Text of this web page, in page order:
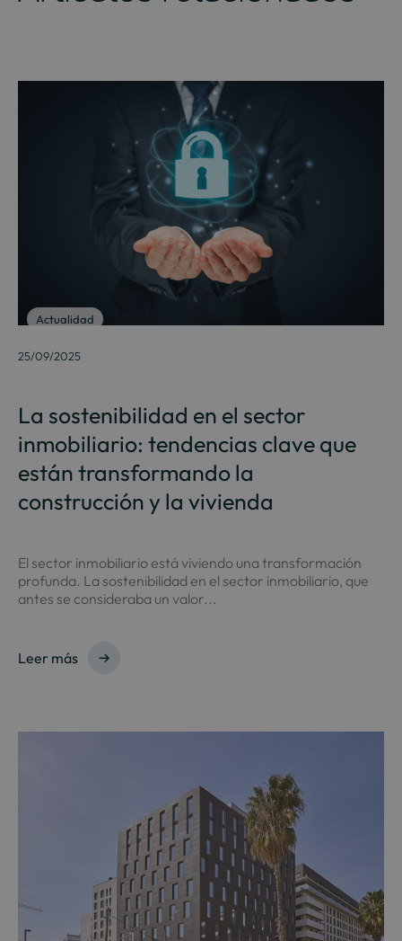
Actualidad
25/09/2025
La sostenibilidad en el sector
inmobiliario: tendencias clave que
están transformando la
construcción y la vivienda
El sector inmobiliario está viviendo una transformación
profunda. La sostenibilidad en el sector inmobiliario, que
antes se consideraba un valor...
Leer más